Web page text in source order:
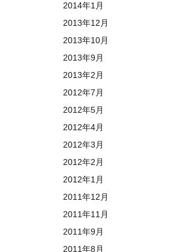
2014年1月
2013年12月
2013年10月
2013年9月
2013年2月
2012年7月
2012年5月
2012年4月
2012年3月
2012年2月
2012年1月
2011年12月
2011年11月
2011年9月
2011年8月